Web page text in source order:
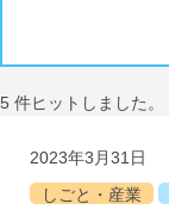
5 件ヒットしました。
2023年3月31日
しごと・産業